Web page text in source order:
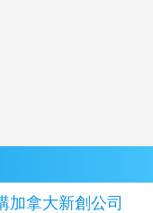
拿大新創公司